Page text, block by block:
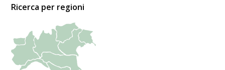
Ricerca per regioni